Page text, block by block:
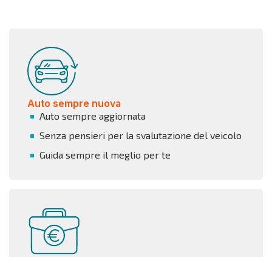
Auto sempre nuova
Auto sempre aggiornata
Senza pensieri per la svalutazione del veicolo
Guida sempre il meglio per te